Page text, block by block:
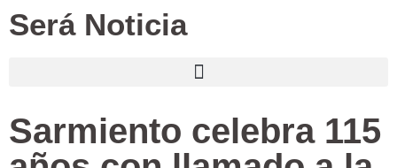
Será Noticia
Sarmiento celebra 115